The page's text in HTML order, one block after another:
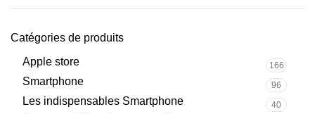
Catégories de produits
Apple store
166
Smartphone 96
Les indispensables Smartphone 40